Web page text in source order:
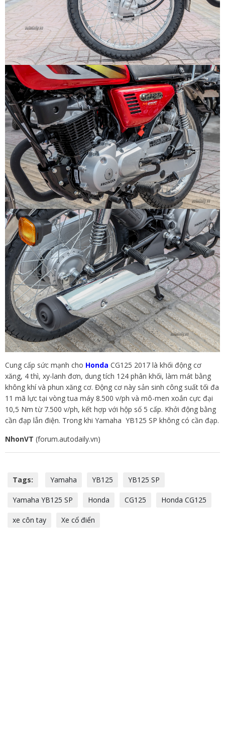
Cung cấp sức mạnh cho Honda CG125 2017 là khối động cơ
xăng, 4 thì, xy-lanh đơn, dung tích 124 phân khối, làm mát bằng
không khí và phun xăng cơ. Động cơ này sản sinh công suất tối đa
11 mã lực tại vòng tua máy 8.500 v/ph và mô-men xoắn cực đại
10,5 Nm từ 7.500 v/ph, kết hợp với hộp số 5 cấp. Khởi động bằng
cần đạp lẫn điện. Trong khi Yamaha YB125 SP không có cần đạp.
NhonVT (forum.autodaily.vn)
Tags: Yamaha YB125 YB125 SP
Yamaha YB125 SP Honda CG125 Honda CG125
xe côn tay Xe cổ điển